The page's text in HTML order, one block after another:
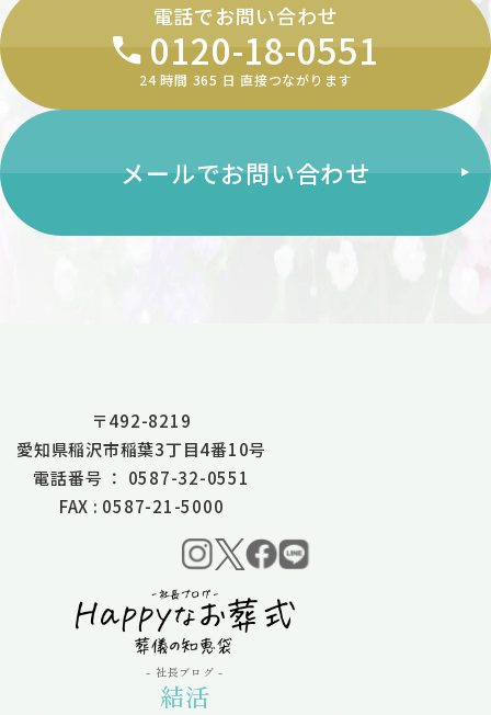
電話でお問い合わせ
0120-18-0551
24 時間 365 ⽇ 直接つながります
メールでお問い合わせ
〒492-8219
愛知県稲沢市稲葉3丁目4番10号
電話番号 ： 0587-32-0551
FAX : 0587-21-5000
- 社長ブログ -
結活